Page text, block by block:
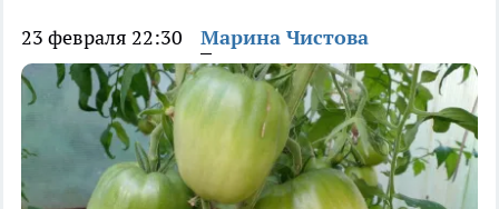
23 февраля 22:30 Марина Чистова